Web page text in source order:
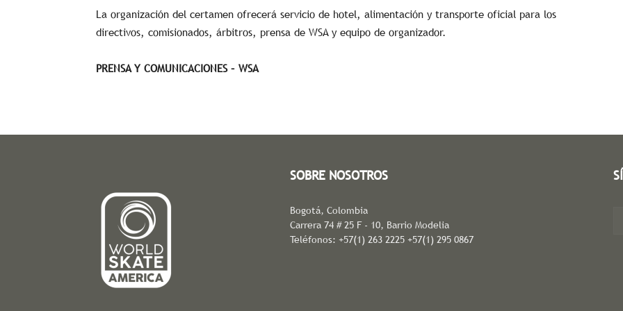
La organización del certamen ofrecerá servicio de hotel, alimentación y transporte oficial para los
directivos, comisionados, árbitros, prensa de WSA y equipo de organizador.
PRENSA Y COMUNICACIONES – WSA
SOBRE NOSOTROS
Bogotá, Colombia
Carrera 74 # 25 F - 10, Barrio Modelia
Teléfonos: +57(1) 263 2225 +57(1) 295 0867